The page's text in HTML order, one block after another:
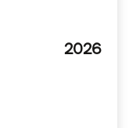
2026